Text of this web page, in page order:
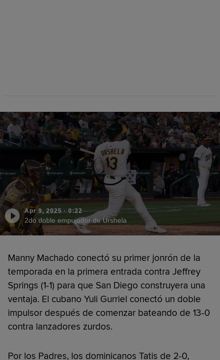
Apr 9, 2025 · 0:22
2do doble empujador de Urshela
Manny Machado conectó su primer jonrón de la
temporada en la primera entrada contra Jeffrey
Springs (1-1) para que San Diego construyera una
ventaja. El cubano Yuli Gurriel conectó un doble
impulsor después de comenzar bateando de 13-0
contra lanzadores zurdos.
Por los Padres, los dominicanos Tatis de 2-0,